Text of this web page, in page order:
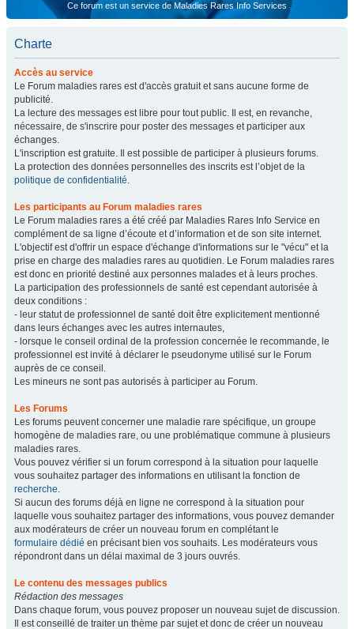
Ce forum est un service de Maladies Rares Info Services
Charte
Accès au service
Le Forum maladies rares est d'accès gratuit et sans aucune forme de
publicité.
La lecture des messages est libre pour tout public. Il est, en revanche,
nécessaire, de s'inscrire pour poster des messages et participer aux
échanges.
L'inscription est gratuite. Il est possible de participer à plusieurs forums.
La protection des données personnelles des inscrits est l’objet de la
politique de confidentialité.
Les participants au Forum maladies rares
Le Forum maladies rares a été créé par Maladies Rares Info Service en
complément de sa ligne d’écoute et d’information et de son site internet.
L'objectif est d'offrir un espace d'échange d'informations sur le "vécu" et la
prise en charge des maladies rares au quotidien. Le Forum maladies rares
est donc en priorité destiné aux personnes malades et à leurs proches.
La participation des professionnels de santé est cependant autorisée à
deux conditions :
- leur statut de professionnel de santé doit être explicitement mentionné
dans leurs échanges avec les autres internautes,
- lorsque le conseil ordinal de la profession concernée le recommande, le
professionnel est invité à déclarer le pseudonyme utilisé sur le Forum
auprès de ce conseil.
Les mineurs ne sont pas autorisés à participer au Forum.
Les Forums
Les forums peuvent concerner une maladie rare spécifique, un groupe
homogène de maladies rare, ou une problématique commune à plusieurs
maladies rares.
Vous pouvez vérifier si un forum correspond à la situation pour laquelle
vous souhaitez partager des informations en utilisant la fonction de
recherche.
Si aucun des forums déjà en ligne ne correspond à la situation pour
laquelle vous souhaitez partager des informations, vous pouvez demander
aux modérateurs de créer un nouveau forum en complétant le
formulaire dédié en précisant bien vos souhaits. Les modérateurs vous
répondront dans un délai maximal de 3 jours ouvrés.
Le contenu des messages publics
Rédaction des messages
Dans chaque forum, vous pouvez proposer un nouveau sujet de discussion.
Il est conseillé de traiter un thème par sujet et donc de créer un nouveau